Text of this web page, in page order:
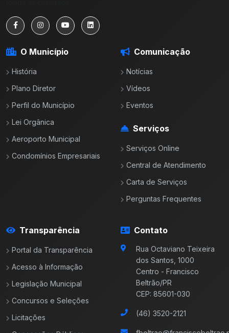
O Município
História
Plano Diretor
Perfil do Município
Lei Orgânica
Aeroporto Municipal
Condomínios Empresariais
Comunicação
Notícias
Vídeos
Eventos
Serviços
Serviços Online
Central de Atendimento
Carta de Serviços
Perguntas Frequentes
Transparência
Portal da Transparência
Acesso à Informação
Legislação Municipal
Concursos e Seleções
Licitações
Contato
Rua Octaviano Teixeira
dos Santos, 1000
Centro - Francisco
Beltrão/PR
CEP: 85601-030
(46) 3520-2121